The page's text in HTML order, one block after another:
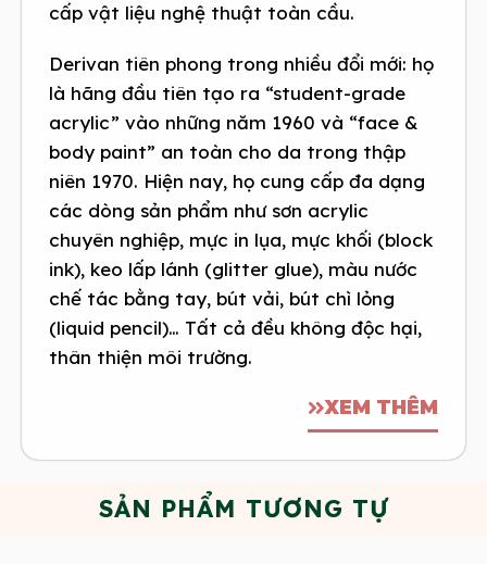
cấp vật liệu nghệ thuật toàn cầu.
Derivan tiên phong trong nhiều đổi mới: họ
là hãng đầu tiên tạo ra “student-grade
acrylic” vào những năm 1960 và “face &
body paint” an toàn cho da trong thập
niên 1970. Hiện nay, họ cung cấp đa dạng
các dòng sản phẩm như sơn acrylic
chuyên nghiệp, mực in lụa, mực khối (block
ink), keo lấp lánh (glitter glue), màu nước
chế tác bằng tay, bút vải, bút chì lỏng
(liquid pencil)… Tất cả đều không độc hại,
thân thiện môi trường.
XEM THÊM
SẢN PHẨM TƯƠNG TỰ